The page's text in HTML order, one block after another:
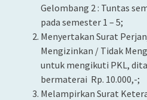
Gelombang 2 : Tuntas
pada semester 1 – 5;
Menyertakan Surat
Mengizinkan / Tidak
untuk mengikuti PKL,
bermaterai Rp. 10.000,-;
Melampirkan Surat